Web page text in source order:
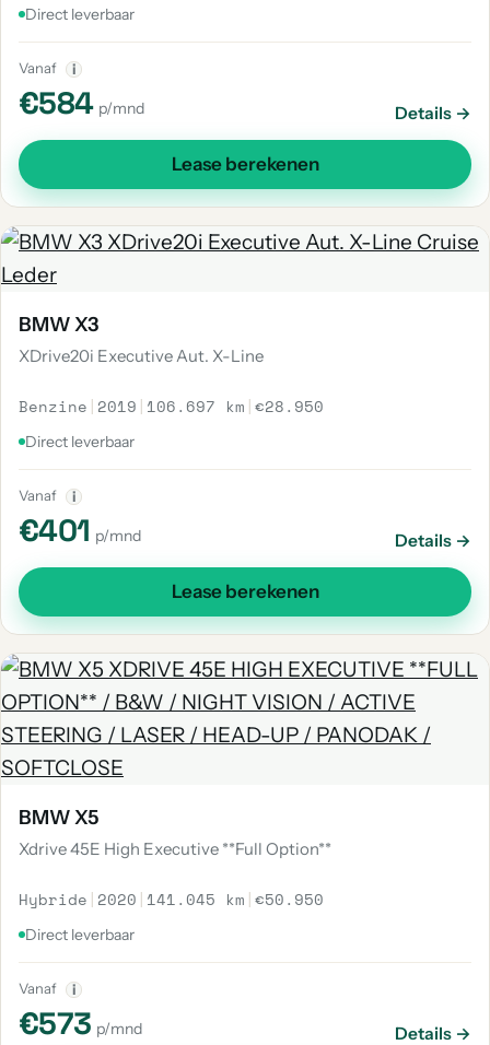
Direct leverbaar
Vanaf i
€584 p/mnd Details →
Lease berekenen
BMW X3
XDrive20i Executive Aut. X-Line
Benzine | 2019 | 106.697 km |€28.950
Direct leverbaar
Vanaf i
€401 p/mnd Details →
Lease berekenen
BMW X5
Xdrive 45E High Executive **Full Option**
Hybride | 2020 | 141.045 km |€50.950
Direct leverbaar
Vanaf i
€573 p/mnd Details →